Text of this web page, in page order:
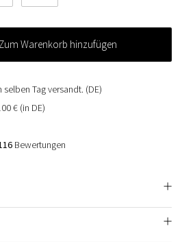
Zum Warenkorb hinzufügen
Tag versandt. (DE)
€ (in DE)
Bewertungen